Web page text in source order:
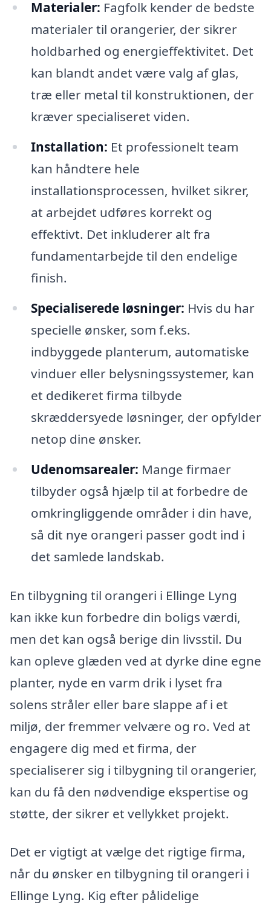
Materialer: Fagfolk kender de bedste
materialer til orangerier, der sikrer
holdbarhed og energieffektivitet. Det
kan blandt andet være valg af glas,
træ eller metal til konstruktionen, der
kræver specialiseret viden.
Installation: Et professionelt team
kan håndtere hele
installationsprocessen, hvilket sikrer,
at arbejdet udføres korrekt og
effektivt. Det inkluderer alt fra
fundamentarbejde til den endelige
finish.
Specialiserede løsninger: Hvis du har
specielle ønsker, som f.eks.
indbyggede planterum, automatiske
vinduer eller belysningssystemer, kan
et dedikeret firma tilbyde
skræddersyede løsninger, der opfylder
netop dine ønsker.
Udenomsarealer: Mange firmaer
tilbyder også hjælp til at forbedre de
omkringliggende områder i din have,
så dit nye orangeri passer godt ind i
det samlede landskab.
En tilbygning til orangeri i Ellinge Lyng
kan ikke kun forbedre din boligs værdi,
men det kan også berige din livsstil. Du
kan opleve glæden ved at dyrke dine egne
planter, nyde en varm drik i lyset fra
solens stråler eller bare slappe af i et
miljø, der fremmer velvære og ro. Ved at
engagere dig med et firma, der
specialiserer sig i tilbygning til orangerier,
kan du få den nødvendige ekspertise og
støtte, der sikrer et vellykket projekt.
Det er vigtigt at vælge det rigtige firma,
når du ønsker en tilbygning til orangeri i
Ellinge Lyng. Kig efter pålidelige